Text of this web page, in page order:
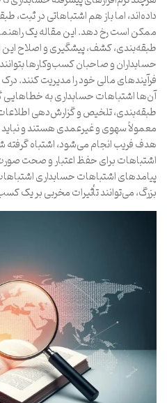
داده‌اند، اما باز هم اشتباهاتی در
ممکن است رخ دهد. این مقاله یک
طبقه‌بندی، کشف، پیشگیری و اصلاح این
حسابداران و صاحبان کسب‌وکارها
فرآیندهای مالی خود را مدیریت کنند.
آن‌ها اشتباهات حسابداری به خطاهایی
طبقه‌بندی، تلخیص و گزارش‌دهی
هدف فریب انجام می‌شود، اشتباه
اشتباهات برای حفظ اعتبار و صحت
پیامدهای اشتباهات حسابداری
بزرگ، می‌توانند تأثیرات مخربی بر یک